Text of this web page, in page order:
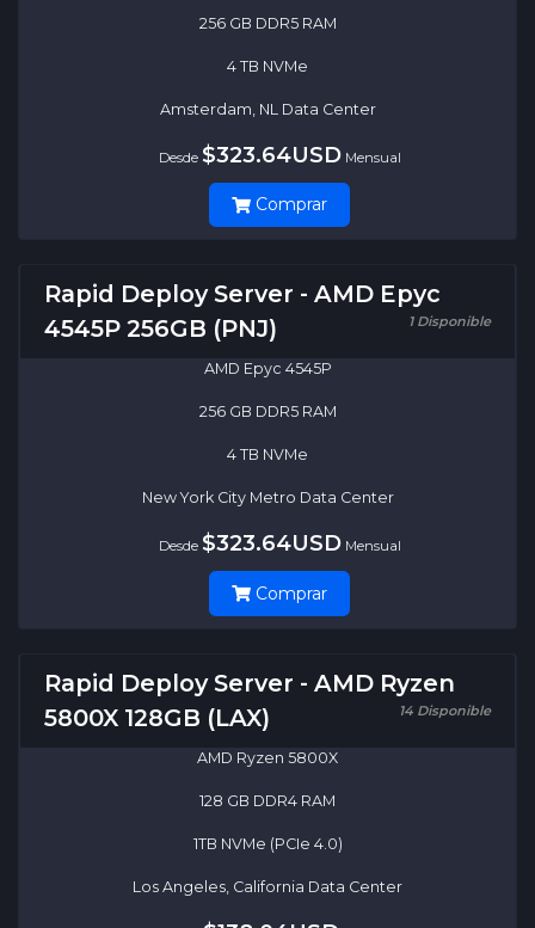
256 GB DDR5 RAM
4 TB NVMe
Amsterdam, NL Data Center
Desde $323.64USDMensual
Comprar
Rapid Deploy Server - AMD Epyc
4545P 256GB (PNJ)
1 Disponible
AMD Epyc 4545P
256 GB DDR5 RAM
4 TB NVMe
New York City Metro Data Center
Desde $323.64USDMensual
Comprar
Rapid Deploy Server - AMD Ryzen
5800X 128GB (LAX)
14 Disponible
AMD Ryzen 5800X
128 GB DDR4 RAM
1TB NVMe (PCIe 4.0)
Los Angeles, California Data Center